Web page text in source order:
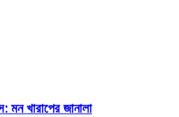
মন খারাপের জানালা